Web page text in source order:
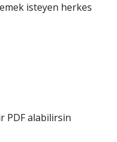
isteyen herkes
PDF alabilirsin